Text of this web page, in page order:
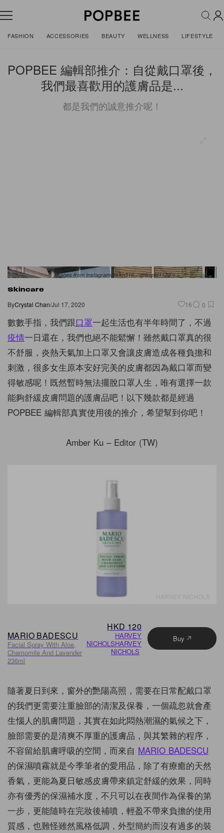
FASHION ACCESSORIES BEAUTY WELLNESS LIFESTYLE
POPBEE 編輯部推介：自從戴口罩後，
我們最喜歡用的護膚品是...
都是我們的誠意推介呢！
Images from Instagram@kkh516／@limpid1122
Skincare
ByCrystal Chan/Jul 17, 2020 16 0
數數手指，我們跟口罩一起生活也有半年時間了，不過
疫情一日還在，我們也絕不能鬆懈！雖然戴口罩真的很
不舒服，炎熱天氣加上口罩又會讓皮膚造成各種負擔和
刺激，很多女生原本安好完美的皮膚都因為戴口罩而變
得敏感呢！既然暫時無法擺脫口罩人生，唯有選擇一款
能夠舒緩皮膚問題的護膚品吧！以下幾款都是經過
POPBEE 編輯部真實使用後的推介，希望幫到你吧！
Amber Ku – Editor (TW)
MARIO BADESCU
Facial Spray With Aloe,
Chamomile And Lavender
236ml
HKD 120
HARVEY
NICHOLSHARVEY
NICHOLS
Buy
隨著夏日到來，窗外的艷陽高照，需要在日常配戴口罩
的我們更需要注重臉部的清潔及保養，一個疏忽就會產
生惱人的肌膚問題，其實在如此悶熱潮濕的氣候之下，
臉部需要的是清爽不厚重的護膚品，與其繁雜的程序，
不容留給肌膚呼吸的空間，而來自 MARIO BADESCU
的保濕噴霧就是今季筆者的愛用品，除了有療癒的天然
香氣，更能為夏日敏感皮膚帶來鎮定舒緩的效果，同時
亦有優秀的保濕補水度，不只可以在夜間作為保養的第
一步，更能隨時在完妝後補噴，輕盈不帶來負擔的使用
質感，也難怪雖然風格低調，外型簡約而沒有過多的裝